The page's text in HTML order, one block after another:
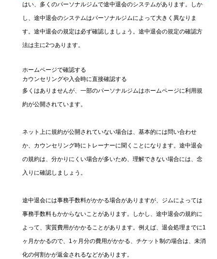
はい、多くのパーソナルジムで途中退会のシステムがあります。しか
し、途中退会のシステムはパーソナルジムによって大きく異なりま
す。途中退会の規定は必ず確認しましょう。途中退会の規定の確認方
法は主に2つあります。
ホームページで確認する
カウンセリングや入会時に直接確認する
多くはありませんが、一部のパーソナルジムはホームページに利用規
約が公開されています。
ネット上に規約が公開されていない場合は、基本的には問い合わせ
か、カウンセリング時にトレーナーに聞くことになります。途中退会
の規約は、分かりにくい場合が多いため、理解できない場合には、念
入りに確認しましょう。
途中退会には事務手数料がかかる場合がありますが、ジムによっては
事務手数料もかからないことがあります。しかし、途中退会の規約に
よって、実質費用がかかることがあります。例えば、退会処理までに1
ヶ月かかるので、1ヶ月分の費用がかかる、チケット制の場合は、未消
化の何割かが返金されるなどがあります。